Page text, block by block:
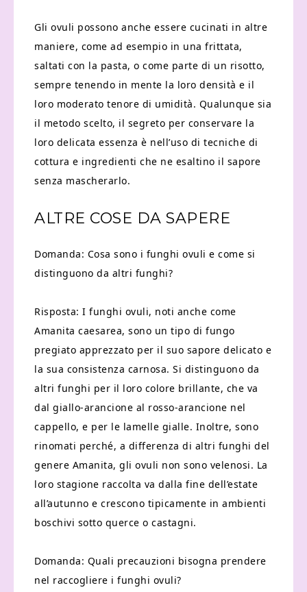
Gli ovuli possono anche essere cucinati in altre
maniere, come ad esempio in una frittata,
saltati con la pasta, o come parte di un risotto,
sempre tenendo in mente la loro densità e il
loro moderato tenore di umidità. Qualunque sia
il metodo scelto, il segreto per conservare la
loro delicata essenza è nell’uso di tecniche di
cottura e ingredienti che ne esaltino il sapore
senza mascherarlo.
ALTRE COSE DA SAPERE
Domanda: Cosa sono i funghi ovuli e come si
distinguono da altri funghi?
Risposta: I funghi ovuli, noti anche come
Amanita caesarea, sono un tipo di fungo
pregiato apprezzato per il suo sapore delicato e
la sua consistenza carnosa. Si distinguono da
altri funghi per il loro colore brillante, che va
dal giallo-arancione al rosso-arancione nel
cappello, e per le lamelle gialle. Inoltre, sono
rinomati perché, a differenza di altri funghi del
genere Amanita, gli ovuli non sono velenosi. La
loro stagione raccolta va dalla fine dell’estate
all’autunno e crescono tipicamente in ambienti
boschivi sotto querce o castagni.
Domanda: Quali precauzioni bisogna prendere
nel raccogliere i funghi ovuli?